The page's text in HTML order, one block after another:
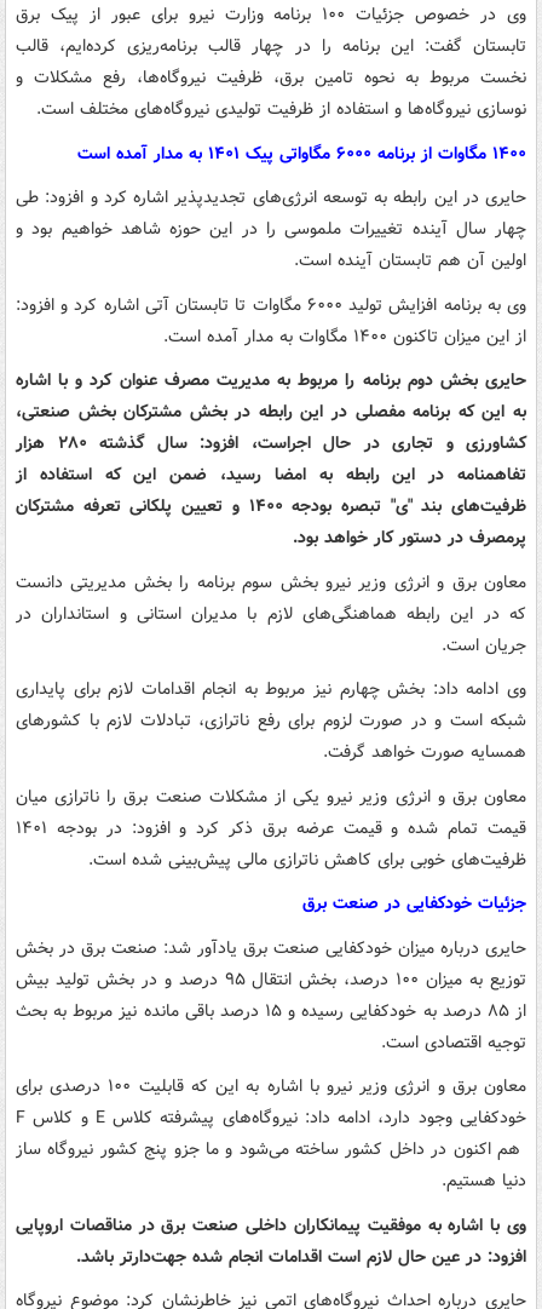
وی در خصوص جزئیات ۱۰۰ برنامه وزارت نیرو برای عبور از پیک برق
تابستان گفت: این برنامه را در چهار قالب برنامه‌ریزی کرده‌ایم، قالب
نخست مربوط به نحوه تامین برق، ظرفیت نیروگاه‌ها، رفع مشکلات و
نوسازی نیروگاه‌ها و استفاده از ظرفیت تولیدی نیروگاه‌های مختلف است.
۱۴۰۰ مگاوات از برنامه ۶۰۰۰ مگاواتی پیک ۱۴۰۱ به مدار آمده است
حایری در این رابطه به توسعه انرژی‌های تجدیدپذیر اشاره کرد و افزود: طی
چهار سال آینده تغییرات ملموسی را در این حوزه شاهد خواهیم بود و
اولین آن هم تابستان آینده است.
وی به برنامه افزایش تولید ۶۰۰۰ مگاوات تا تابستان آتی اشاره کرد و افزود:
از این میزان تاکنون ۱۴۰۰ مگاوات به مدار آمده است.
حایری بخش دوم برنامه را مربوط به مدیریت مصرف عنوان کرد و با اشاره
به این که برنامه مفصلی در این رابطه در بخش مشترکان بخش صنعتی،
کشاورزی و تجاری در حال اجراست، افزود: سال گذشته ۲۸۰ هزار
تفاهمنامه در این رابطه به امضا رسید، ضمن این که استفاده از
ظرفیت‌های بند "ی" تبصره بودجه ۱۴۰۰ و تعیین پلکانی تعرفه مشترکان
پرمصرف در دستور کار خواهد بود.
معاون برق و انرژی وزیر نیرو بخش سوم برنامه را بخش مدیریتی دانست
که در این رابطه هماهنگی‌های لازم با مدیران استانی و استانداران در
جریان است.
وی ادامه داد: بخش چهارم نیز مربوط به انجام اقدامات لازم برای پایداری
شبکه است و در صورت لزوم برای رفع ناترازی، تبادلات لازم با کشورهای
همسایه صورت خواهد گرفت.
معاون برق و انرژی وزیر نیرو یکی از مشکلات صنعت برق را ناترازی میان
قیمت تمام شده و قیمت عرضه برق ذکر کرد و افزود: در بودجه ۱۴۰۱
ظرفیت‌های خوبی برای کاهش ناترازی مالی پیش‌بینی شده است.
جزئیات خودکفایی در صنعت برق
حایری درباره میزان خودکفایی صنعت برق یادآور شد: صنعت برق در بخش
توزیع به میزان ۱۰۰ درصد، بخش انتقال ۹۵ درصد و در بخش تولید بیش
از ۸۵ درصد به خودکفایی رسیده و ۱۵ درصد باقی مانده نیز مربوط به بحث
توجیه اقتصادی است.
معاون برق و انرژی وزیر نیرو با اشاره به این که قابلیت ۱۰۰ درصدی برای
خودکفایی وجود دارد، ادامه داد: نیروگاه‌های پیشرفته کلاس E و کلاس F
هم اکنون در داخل کشور ساخته می‌شود و ما جزو پنج کشور نیروگاه ساز
دنیا هستیم.
وی با اشاره به موفقیت پیمانکاران داخلی صنعت برق در مناقصات اروپایی
افزود: در عین حال لازم است اقدامات انجام شده جهت‌دارتر باشد.
حایری درباره احداث نیروگاه‌های اتمی نیز خاطرنشان کرد: موضوع نیروگاه